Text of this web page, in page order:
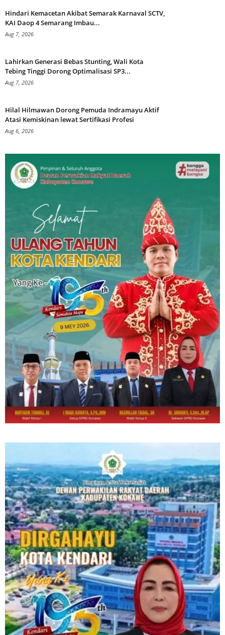
Hindari Kemacetan Akibat Semarak Karnaval SCTV,
KAI Daop 4 Semarang Imbau...
Aug 7, 2026
Lahirkan Generasi Bebas Stunting, Wali Kota
Tebing Tinggi Dorong Optimalisasi SP3...
Aug 7, 2026
Hilal Hilmawan Dorong Pemuda Indramayu Aktif
Atasi Kemiskinan lewat Sertifikasi Profesi
Aug 6, 2026